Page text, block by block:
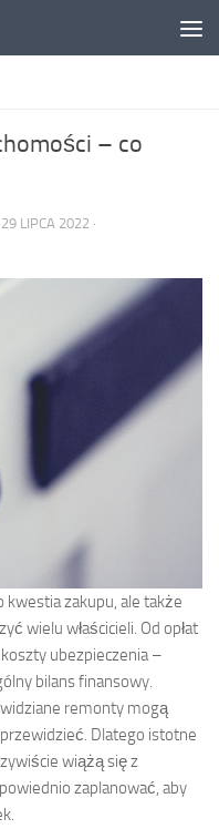
– co
29 LIPCA 2022 ·
zakupu, ale także
wielu właścicieli. Od opłat
ubezpieczenia –
bilans finansowy.
remonty mogą
Dlatego istotne
wiążą się z
zaplanować, aby